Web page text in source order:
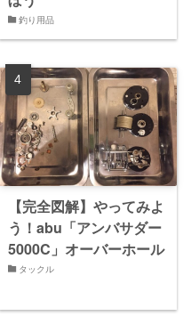
釣り用品
【完全図解】やってみよ
う！abu「アンバサダー
5000C」オーバーホール
タックル